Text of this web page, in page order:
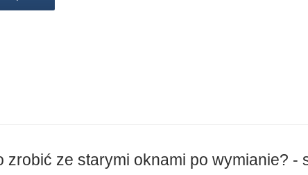
zrobić ze starymi oknami po wymianie? -